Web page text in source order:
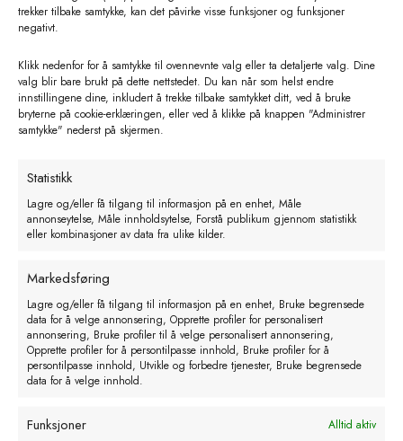
trekker tilbake samtykke, kan det påvirke visse funksjoner og funksjoner
negativt.
Klikk nedenfor for å samtykke til ovennevnte valg eller ta detaljerte valg. Dine
valg blir bare brukt på dette nettstedet. Du kan når som helst endre
innstillingene dine, inkludert å trekke tilbake samtykket ditt, ved å bruke
bryterne på cookie-erklæringen, eller ved å klikke på knappen "Administrer
samtykke" nederst på skjermen.
Statistikk
Lagre og/eller få tilgang til informasjon på en enhet, Måle
annonseytelse, Måle innholdsytelse, Forstå publikum gjennom statistikk
eller kombinasjoner av data fra ulike kilder.
Markedsføring
Lagre og/eller få tilgang til informasjon på en enhet, Bruke begrensede
data for å velge annonsering, Opprette profiler for personalisert
annonsering, Bruke profiler til å velge personalisert annonsering,
Opprette profiler for å persontilpasse innhold, Bruke profiler for å
persontilpasse innhold, Utvikle og forbedre tjenester, Bruke begrensede
data for å velge innhold.
Funksjoner
Alltid aktiv
mm innv
kr 319,53 eks. MVA